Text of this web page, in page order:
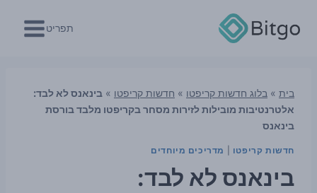
תפריט
בית » בלוג חדשות קריפטו » חדשות קריפטו » בינאנס לא לבד:
אלטרנטיבות מובילות לזירות מסחר בקריפטו מלבד בורסת
בינאנס
חדשות קריפטו מדריכים מיוחדים
בינאנס לא לבד: